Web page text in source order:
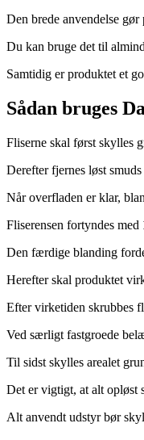
Den brede anvendelse
Du kan bruge det til
Samtidig er produktet et
Sådan bruges
Fliserne skal først skylles
Derefter fjernes løst
Når overfladen er klar,
Fliserensen fortyndes med
Den færdige blanding
Herefter skal produktet
Efter virketiden skrubbes
Ved særligt fastgroede
Til sidst skylles arealet
Det er vigtigt, at alt opløst
Alt anvendt udstyr bør